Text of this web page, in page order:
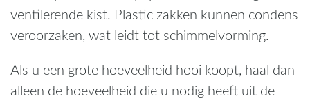
ventilerende kist. Plastic zakken kunnen condens
veroorzaken, wat leidt tot schimmelvorming.
Als u een grote hoeveelheid hooi koopt, haal dan
alleen de hoeveelheid die u nodig heeft uit de